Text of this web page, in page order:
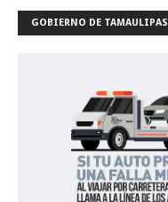
GOBIERNO DE TAMAULIPAS